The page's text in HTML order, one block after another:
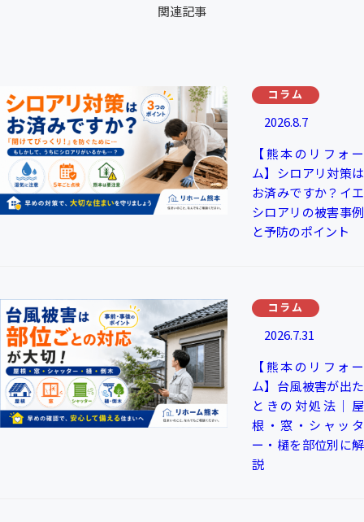
関連記事
コラム
2026.8.7
【熊本のリフォー
ム】シロアリ対策は
お済みですか？イエ
シロアリの被害事例
と予防のポイント
コラム
2026.7.31
【熊本のリフォー
ム】台風被害が出た
ときの対処法｜屋
根・窓・シャッタ
ー・樋を部位別に解
説